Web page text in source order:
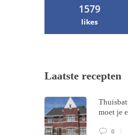
1579
likes
Themes bySilicon
now!
Laatste recepten
moet je
0